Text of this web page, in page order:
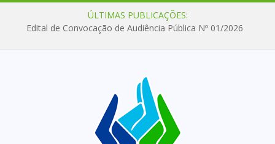
ÚLTIMAS PUBLICAÇÕES:
Edital de Convocação de Audiência Pública Nº 01/2026